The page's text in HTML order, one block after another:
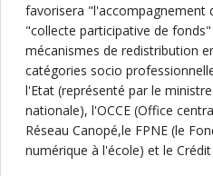
favorisera "l'accompagnement
"collecte participative de
mécanismes de redistribution
catégories socio
l'Etat (représenté par le
nationale), l'OCCE (Office
Réseau Canopé,le FPNE (le
numérique à l'école) et le